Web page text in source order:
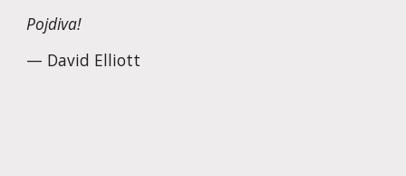
Pojdiva!
— David Elliott